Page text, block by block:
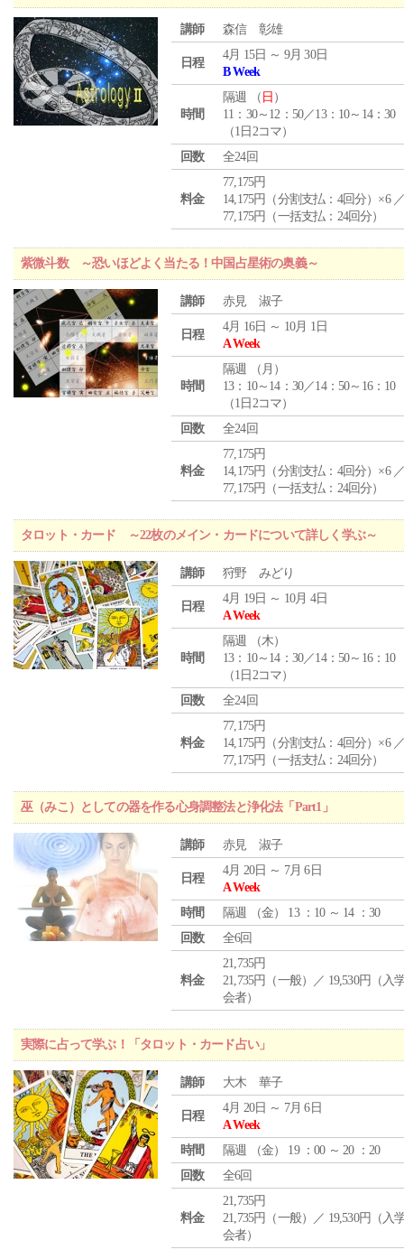
講師 森信 彰雄
日程
4月 15日 ～ 9月 30日
B Week
時間
隔週 （ 日 ）
11：30～12：50／13：10～14：30
（1日2コマ）
回数
全24回
料金
77,175円
14,175円（分割支払：4回分）×6
77,175円（一括支払：24回分）
紫微斗数 ～恐いほどよく当たる！中国占星術の奥義～
講師 赤見 淑子
日程
4月 16日 ～ 10月 1日
A Week
時間
隔週 （ 月 ）
13：10～14：30／14：50～16：10
（1日2コマ）
回数
全24回
料金
77,175円
14,175円（分割支払：4回分）×6
77,175円（一括支払：24回分）
タロット・カード ～22枚のメイン・カードについて詳しく学ぶ～
講師 狩野 みどり
日程
4月 19日 ～ 10月 4日
A Week
時間
隔週 （木）
13：10～14：30／14：50～16：10
（1日2コマ）
回数
全24回
料金
77,175円
14,175円（分割支払：4回分）×6
77,175円（一括支払：24回分）
巫（みこ）としての器を作る心身調整法と浄化法「Part1」
講師 赤見 淑子
日程
4月 20日 ～ 7月 6日
A Week
時間
隔週 （金） 13 ：10 ～ 14 ：30
回数
全6回
料金
21,735円
21,735円（一般）／ 19,530円（入
会者）
実際に占って学ぶ！「タロット・カード占い」
講師 大木 華子
日程
4月 20日 ～ 7月 6日
A Week
時間
隔週 （金） 19 ：00 ～ 20 ：20
回数
全6回
料金
21,735円
21,735円（一般）／ 19,530円（入
会者）